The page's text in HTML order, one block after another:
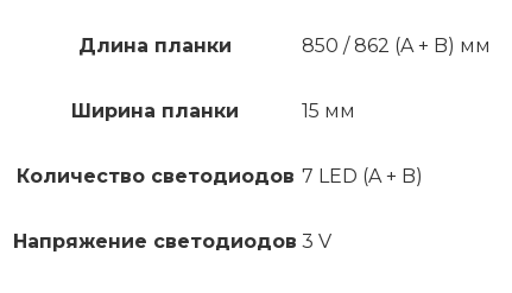
Длина планки 850 / 862 (A + B) мм
Ширина планки 15 мм
Количество светодиодов 7 LED (A + B)
Напряжение светодиодов 3 V